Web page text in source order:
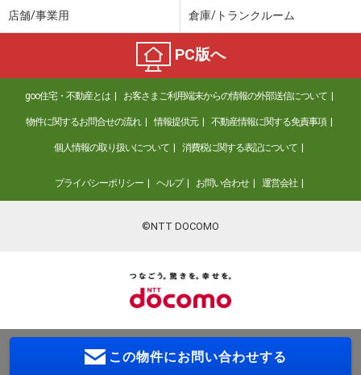
店舗/事業用 倉庫/トランクルーム
PC版へ
goo住宅・不動産とは お客さまご利用端末からの情報の外部送信について
物件に関するお問合せの流れ 情報提供元 不動産情報に関する免責事項
個人情報の取り扱いについて 消費税に関する表記について
プライバシーポリシー ヘルプ お問い合わせ 運営会社
©NTT DOCOMO
この物件にお問い合わせする